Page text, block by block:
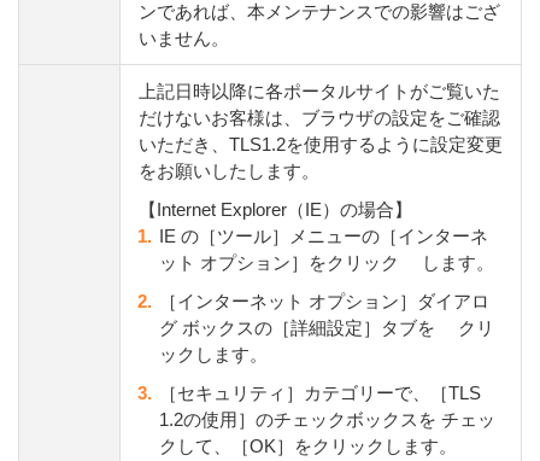
ンであれば、本メンテナンスでの影響はござ
いません。
上記日時以降に各ポータルサイトがご覧いた
だけないお客様は、ブラウザの設定をご確認
いただき、TLS1.2を使用するように設定変更
をお願いしたします。
【Internet Explorer（IE）の場合】
1. IE の［ツール］メニューの［インターネ
ット オプション］をクリック します。
2.
［インターネット オプション］ダイアロ
グ ボックスの［詳細設定］タブを クリ
ックします。
3.
［セキュリティ］カテゴリーで、［TLS
1.2の使用］のチェックボックスを チェッ
クして、［OK］をクリックします。